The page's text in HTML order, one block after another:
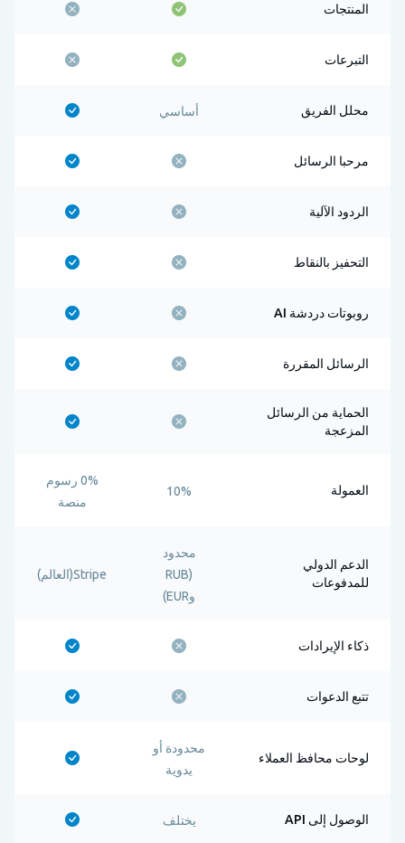
المنتجات
التبرعات
محلل الفريق أساسي
مرحبا الرسائل
الردود الآلية
التحفيز بالنقاط
روبوتات دردشة AI
الرسائل المقررة
الحماية من الرسائل
المزعجة
العمولة 10%
0% رسوم
منصة
الدعم الدولي
للمدفوعات
محدود
(RUB
وEUR)
Stripe(العالم)
ذكاء الإيرادات
تتبع الدعوات
لوحات محافظ العملاء
محدودة أو
يدوية
الوصول إلى API يختلف